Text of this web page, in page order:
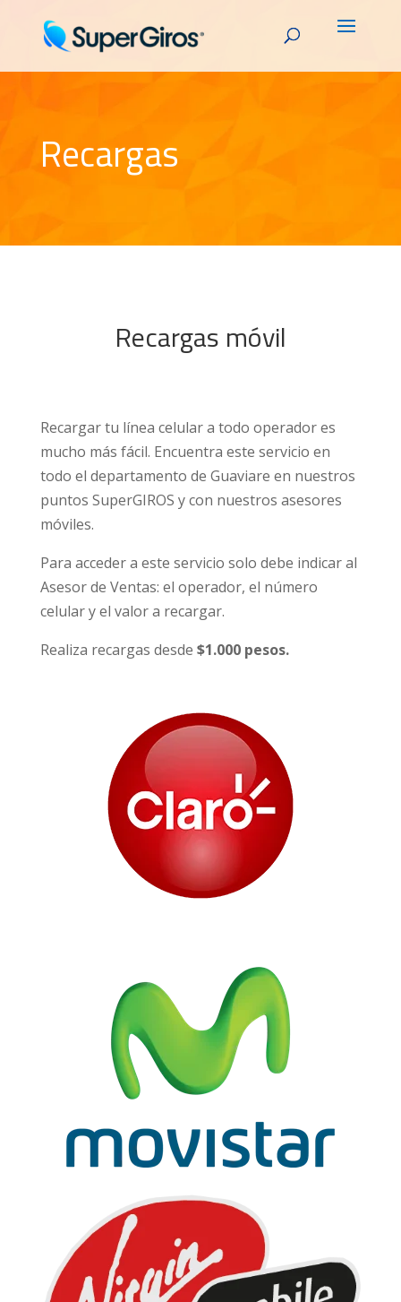
Recargas
Recargas móvil
Recargar tu línea celular a todo operador es
mucho más fácil. Encuentra este servicio en
todo el departamento de Guaviare en nuestros
puntos SuperGIROS y con nuestros asesores
móviles.
Para acceder a este servicio solo debe indicar al
Asesor de Ventas: el operador, el número
celular y el valor a recargar.
Realiza recargas desde $1.000 pesos.